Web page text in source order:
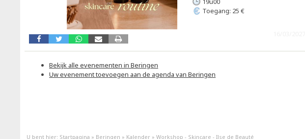
Toegang: 25 €
Bekijk alle evenementen in Beringen
Uw evenement toevoegen aan de agenda van Beringen
U bent hier: Startpagina » Beringen » Kalender » Workshop - Skincare - Ilse de Beauté